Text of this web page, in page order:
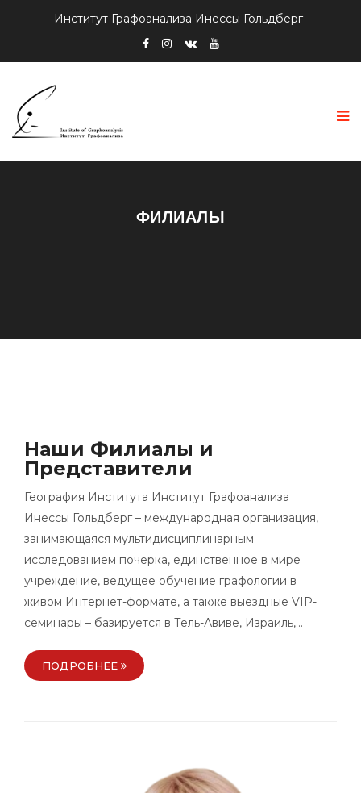
Институт Графоанализа Инессы Гольдберг
ФИЛИАЛЫ
Наши Филиалы и
Представители
География Института Институт Графоанализа
Инессы Гольдберг – международная организация,
занимающаяся мультидисциплинарным
исследованием почерка, единственное в мире
учреждение, ведущее обучение графологии в
живом Интернет-формате, а также выездные VIP-
семинары – базируется в Тель-Авиве, Израиль,…
ПОДРОБНЕЕ